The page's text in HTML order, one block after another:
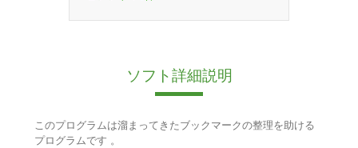
ソフト詳細説明
このプログラムは溜まってきたブックマークの整理を助ける
プログラムです 。